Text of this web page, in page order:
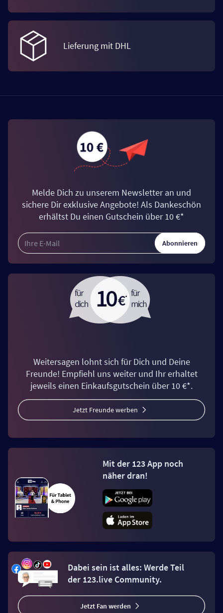
Lieferung mit DHL
Melde Dich zu unserem Newsletter an und
sichere Dir exklusive Angebote! Als Dankeschön
erhältst Du einen Gutschein über 10 €*
Abonnieren
Weitersagen lohnt sich für Dich und Deine
Freunde! Empfiehl uns weiter und Ihr erhaltet
jeweils einen Einkaufsgutschein über 10 €*.
Jetzt Freunde werben
Mit der 123 App noch
näher dran!
Dabei sein ist alles: Werde Teil
der 123.live Community.
Jetzt Fan werden